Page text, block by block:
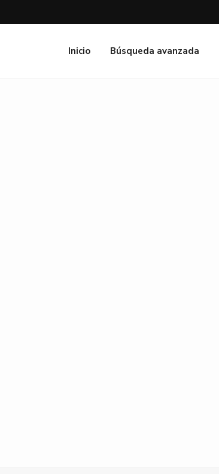
Inicio Búsqueda avanzada